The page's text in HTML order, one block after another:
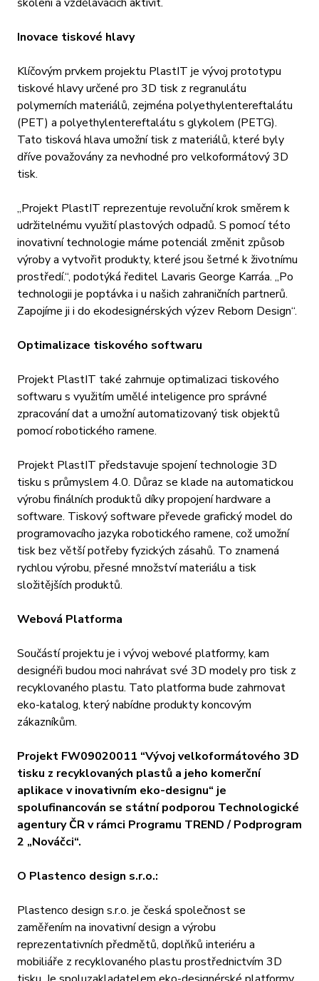
Inovace tiskové hlavy
Klíčovým prvkem projektu PlastIT je vývoj prototypu
tiskové hlavy určené pro 3D tisk z regranulátu
polymerních materiálů, zejména polyethylentereftalátu
(PET) a polyethylentereftalátu s glykolem (PETG).
Tato tisková hlava umožní tisk z materiálů, které byly
dříve považovány za nevhodné pro velkoformátový 3D
tisk.
„Projekt PlastIT reprezentuje revoluční krok směrem k
udržitelnému využití plastových odpadů. S pomocí této
inovativní technologie máme potenciál změnit způsob
výroby a vytvořit produkty, které jsou šetrné k životnímu
prostředí.“, podotýká ředitel Lavaris George Karráa. „Po
technologii je poptávka i u našich zahraničních partnerů.
Zapojíme ji i do ekodesignérských výzev Reborn Design“.
Optimalizace tiskového softwaru
Projekt PlastIT také zahrnuje optimalizaci tiskového
softwaru s využitím umělé inteligence pro správné
zpracování dat a umožní automatizovaný tisk objektů
pomocí robotického ramene.
Projekt PlastIT představuje spojení technologie 3D
tisku s průmyslem 4.0. Důraz se klade na automatickou
výrobu finálních produktů díky propojení hardware a
software. Tiskový software převede grafický model do
programovacího jazyka robotického ramene, což umožní
tisk bez větší potřeby fyzických zásahů. To znamená
rychlou výrobu, přesné množství materiálu a tisk
složitějších produktů.
Webová Platforma
Součástí projektu je i vývoj webové platformy, kam
designéři budou moci nahrávat své 3D modely pro tisk z
recyklovaného plastu. Tato platforma bude zahrnovat
eko-katalog, který nabídne produkty koncovým
zákazníkům.
Projekt FW09020011 “Vývoj velkoformátového 3D
tisku z recyklovaných plastů a jeho komerční
aplikace v inovativním eko-designu“ je
spolufinancován se státní podporou Technologické
agentury ČR v rámci Programu TREND / Podprogram
2 „Nováčci“.
O Plastenco design s.r.o.:
Plastenco design s.r.o. je česká společnost se
zaměřením na inovativní design a výrobu
reprezentativních předmětů, doplňků interiéru a
mobiliáře z recyklovaného plastu prostřednictvím 3D